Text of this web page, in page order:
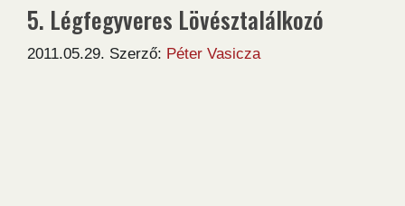
5. Légfegyveres Lövésztalálkozó
2011.05.29. Szerző: Péter Vasicza